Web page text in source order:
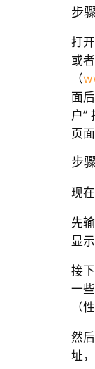
步
打
或
（
面
户”
页
步
现
先
显
接
一
（
然
址